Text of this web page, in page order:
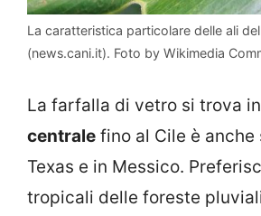
La caratteristica particolare delle ali
(news.cani.it). Foto by Wikimedia
La farfalla di vetro si trova in
centrale fino al Cile è
Texas e in Messico.
tropicali delle foreste